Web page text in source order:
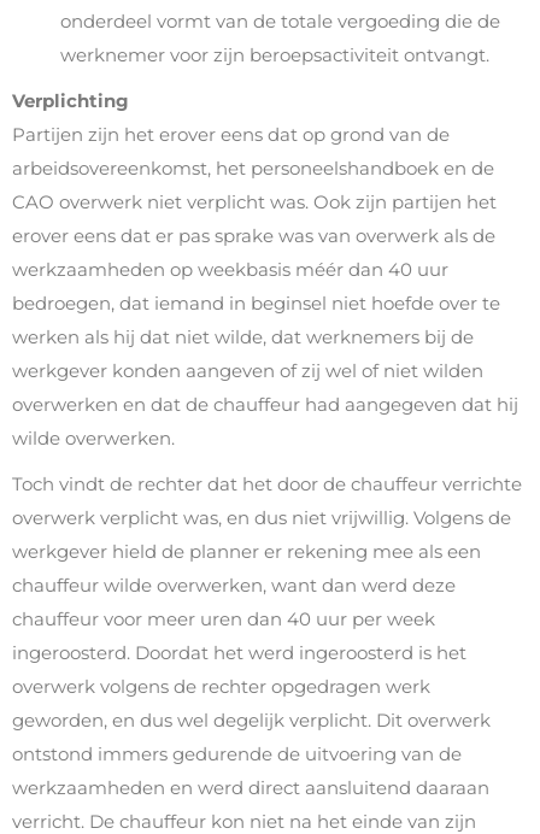
onderdeel vormt van de totale vergoeding die de
werknemer voor zijn beroepsactiviteit ontvangt.
Verplichting
Partijen zijn het erover eens dat op grond van de
arbeidsovereenkomst, het personeelshandboek en de
CAO overwerk niet verplicht was. Ook zijn partijen het
erover eens dat er pas sprake was van overwerk als de
werkzaamheden op weekbasis méér dan 40 uur
bedroegen, dat iemand in beginsel niet hoefde over te
werken als hij dat niet wilde, dat werknemers bij de
werkgever konden aangeven of zij wel of niet wilden
overwerken en dat de chauffeur had aangegeven dat hij
wilde overwerken.
Toch vindt de rechter dat het door de chauffeur verrichte
overwerk verplicht was, en dus niet vrijwillig. Volgens de
werkgever hield de planner er rekening mee als een
chauffeur wilde overwerken, want dan werd deze
chauffeur voor meer uren dan 40 uur per week
ingeroosterd. Doordat het werd ingeroosterd is het
overwerk volgens de rechter opgedragen werk
geworden, en dus wel degelijk verplicht. Dit overwerk
ontstond immers gedurende de uitvoering van de
werkzaamheden en werd direct aansluitend daaraan
verricht. De chauffeur kon niet na het einde van zijn